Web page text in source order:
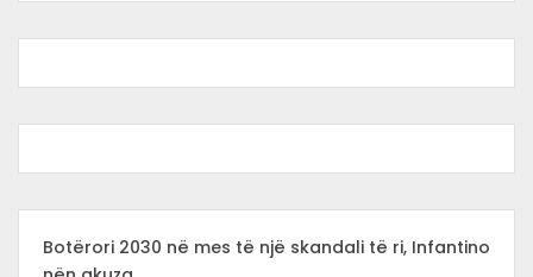
Botërori 2030 në mes të një skandali të ri, Infantino